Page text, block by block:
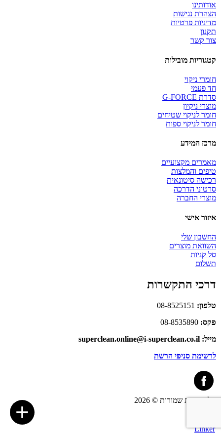
אודותינו
הצהרת נגישות
מדיניות פרטיות
תקנון
צור קשר
קטגוריות מובילות
חומרי ניקוי
חד פעמי
סדרת G-FORCE
מוצרי ניקיון
חומר לניקוי שטיחים
חומר לניקוי ספות
מרכז המידע
מאמרים מקצועיים
טיפים והמלצות
רכישה סיטונאית
סרטוני הדרכה
מוצרי החברה
איזור אישי
החשבון שלי
השוואת מוצרים
סל קניות
תשלום
דרכי התקשרות
טלפון:
פקס: 08-8535890
מייל: superclean.online@i-superclean.co.il
לרשימת סניפי הרשת
כל הזכויות שמורות © 2026
Linker